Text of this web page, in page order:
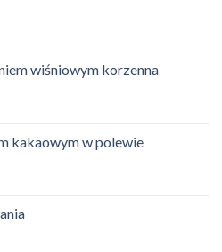
wiśniowym korzenna
kakaowym w polewie